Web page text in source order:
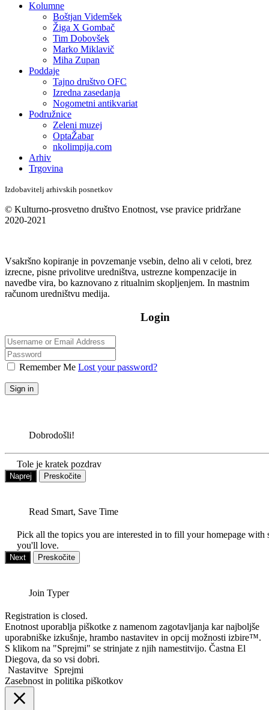
Kolumne
Boštjan Videmšek
Žiga X Gombač
Tim Dobovšek
Marko Miklavič
Miha Zupan
Poddaje
Tajno društvo OFC
Izredna zasedanja
Nogometni antikvariat
Podružnice
Zeleni muzej
OptaŽabar
nkolimpija.com
Arhiv
Trgovina
Izdobavitelj arhivskih posnetkov
© Kulturno-prosvetno društvo Enotnost, vse pravice pridržane
2020-2021
Vsakršno kopiranje in povzemanje vsebin, delno ali v celoti, brez
izrecne, pisne privolitve uredništva, ustrezne kompenzacije in
navedbe vira, bo kaznovano z ritualnim skopljenjem. In mastnim
računom uredništvu medija.
Login
Remember Me Lost your password?
Sign in
Dobrodošli!
Tole je kratek pozdrav
Naprej Preskočite
Read Smart, Save Time
Pick all the topics you are interested in to fill your homepage with
you'll love.
Next Preskočite
Join Typer
Registration is closed.
Enotnost uporablja piškotke z namenom zagotavljanja kar najboljše
uporabniške izkušnje, hrambo nastavitev in opcij možnosti izbire™.
S klikom na "Sprejmi" se strinjate z njih namestitvijo. Častna El
Diegova, da so vsi dobri.
Nastavitve
Sprejmi
Zasebnost in politika piškotkov